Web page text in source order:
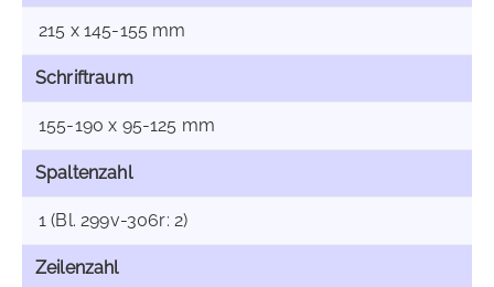
215 x 145-155 mm
Schriftraum
155-190 x 95-125 mm
Spaltenzahl
1 (Bl. 299v-306r: 2)
Zeilenzahl